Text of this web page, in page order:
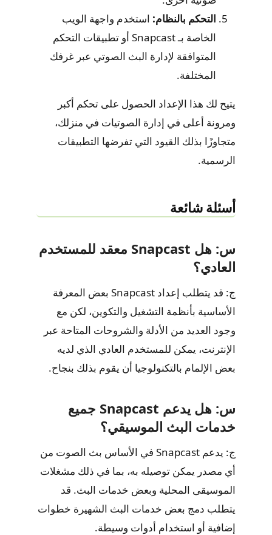
التحكم بالنظام: استخدم واجهة الويب
الخاصة بـ Snapcast أو تطبيقات التحكم
المتوافقة لإدارة البث الصوتي عبر غرفك
المختلفة.
يتيح لك هذا الإعداد الحصول على تحكم أكبر
ومرونة أعلى في إدارة الصوتيات في منزلك،
متجاوزًا بذلك القيود التي تفرضها التطبيقات
الرسمية.
أسئلة شائعة
س: هل Snapcast معقد للمستخدم
العادي؟
ج: قد يتطلب إعداد Snapcast بعض المعرفة
الأساسية بأنظمة التشغيل والتكوين، لكن مع
وجود العديد من الأدلة والشروحات المتاحة عبر
الإنترنت، يمكن للمستخدم العادي الذي لديه
بعض الإلمام بالتكنولوجيا أن يقوم بذلك بنجاح.
س: هل يدعم Snapcast جميع
خدمات البث الموسيقي؟
ج: يدعم Snapcast في الأساس بث الصوت من
أي مصدر يمكن توصيله به، بما في ذلك مشغلات
الموسيقى المحلية وبعض خدمات البث. قد
يتطلب دمج بعض خدمات البث الشهيرة خطوات
إضافية أو استخدام أدوات وسيطة.